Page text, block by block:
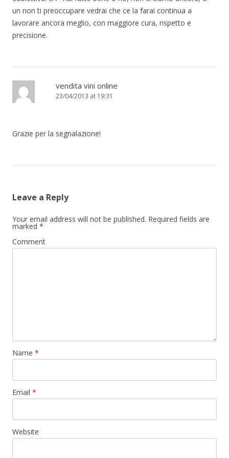
un non ti preoccupare vedrai che ce la farai continua a
lavorare ancora meglio, con maggiore cura, rispetto e
precisione.
vendita vini online
23/04/2013 at 19:31
Grazie per la segnalazione!
Leave a Reply
Your email address will not be published. Required fields are
marked *
Comment
Name *
Email *
Website